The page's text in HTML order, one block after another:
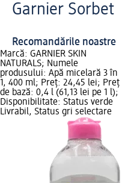
Garnier Sorbet
Recomandările noastre
Marcă: GARNIER SKIN
NATURALS; Numele
produsului: Apă micelară 3 în
1, 400 ml; Preț: 24,45 lei; Preț
de bază: 0,4 l (61,13 lei pe 1 l);
Disponibilitate: Status verde
Livrabil, Status gri selectare